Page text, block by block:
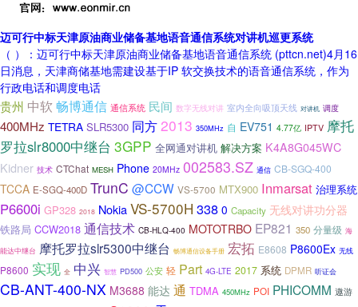
迈可行中标天津原油商业储备基地语音通信系统对讲机巡更系统
（ ）：迈可行中标天津原油商业储备基地语音通信系统 (pttcn.net)4月16
日消息，天津商储基地需建设基于IP 软交换技术的语音通信系统，作为
行政电话和调度电话
贵州 中软畅博通信 通信系统 民间 数字无线对讲 室内全向吸顶天线 对讲机 调度
400MHz TETRA SLR5300 同方2013 350MHz 自 EV751 4.77亿 IPTV 摩托
罗拉slr8000中继台 3GPP 全网通对讲机 解决方案 K4A8G045WC
Kidner 技术 CTChat MESH Phone 20MHz 002583.SZ 通信 CB-SGQ-400
TCCA E-SGQ-400D TrunC @CCW VS-5700 MTX900 Inmarsat 治理系统
P6600i GP328 2018 NokiaVS-5700H 338 0 Capacity 无线对讲功分器
铁路局 CCW2018 通信技术 CB-HLQ-400 MOTOTRBO EP821 350 分量级 海
能达中继台 摩托罗拉slr5300中继台 畅博通信设备手册 宏拓 E8608 P8600Ex 无线
P8600 实现 全 中兴 智慧 PD500 公安 轻 Part 4G-LTE 2017 系统 DPMR 听证会
CB-ANT-400-NX M3688 能达 通 TDMA 450MHz POI PHICOMM 遨游